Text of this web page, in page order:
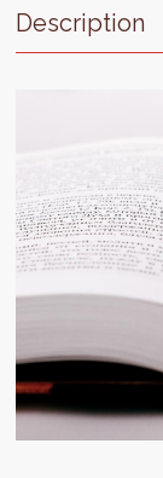
Description